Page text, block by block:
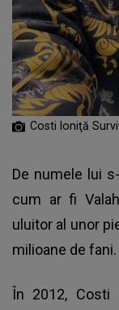
Costi Ioniţă
De numele lui
cum ar fi
uluitor al unor
milioane de fani.
În 2012, Costi